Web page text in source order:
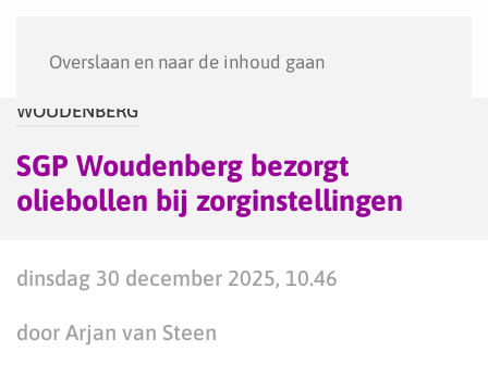
Overslaan en naar de inhoud gaan
WOUDENBERG
SGP Woudenberg bezorgt
oliebollen bij zorginstellingen
dinsdag 30 december 2025, 10.46
door Arjan van Steen